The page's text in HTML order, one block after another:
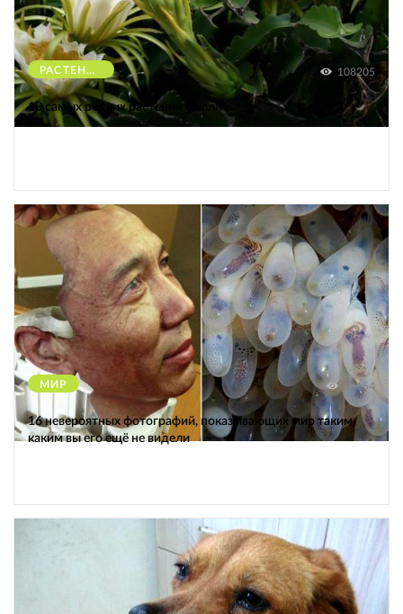
РАСТЕНИЯ 108205
10 самых редких растений Земли
МИР 12154
16 невероятных фотографий, показывающих мир таким,
каким вы его ещё не видели